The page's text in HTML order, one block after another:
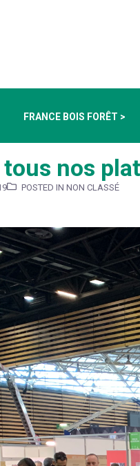
FRANCE BOIS FORÊT >
nos
POSTED IN NON CLASSÉ